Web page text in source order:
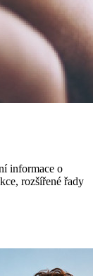
informace o
rozšířené řady